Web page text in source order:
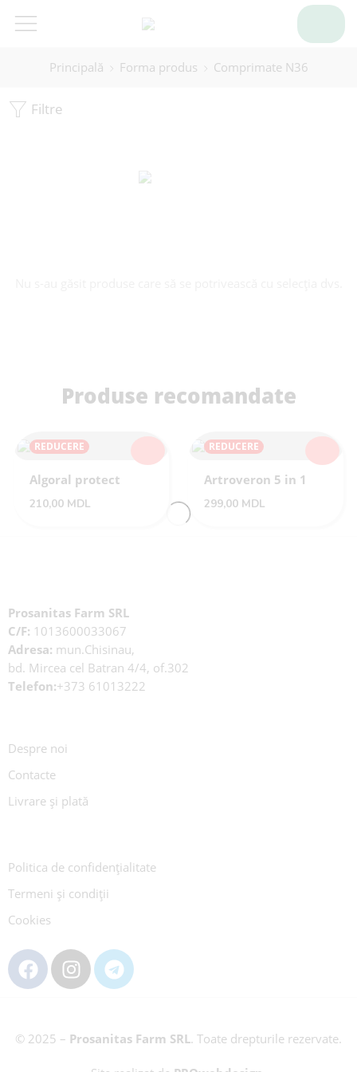
Principală Forma produs Comprimate N36
Filtre
Produse recomandate
REDUCERE
Algoral protect
210,00 MDL
REDUCERE
Artroveron 5 in 1
299,00 MDL
Prosanitas Farm SRL
C/F: 1013600033067
Adresa: mun.Chisinau,
bd. Mircea cel Batran 4/4, of.302
Telefon:+373 61013222
Despre noi
Contacte
Livrare și plată
Politica de confidențialitate
Termeni și condiții
Cookies
© 2025 – Prosanitas Farm SRL. Toate drepturile rezervate.